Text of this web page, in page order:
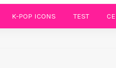
K-POP ICONS TEST